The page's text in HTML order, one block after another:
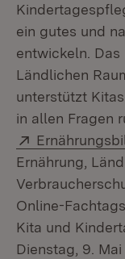
ein gutes und
entwickeln. Das
Ländlichen
unterstützt
in allen Fragen
Extern:
Ernährung,
Online-
Kita und
Dienstag, 9.